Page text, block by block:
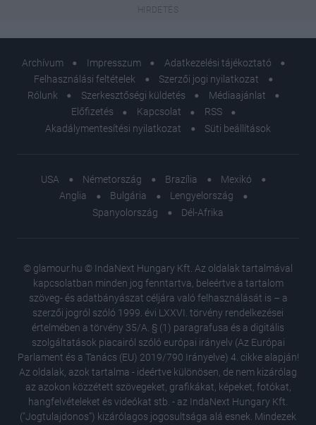
Archívum Impresszum
Adatkezelési tájékoztató
Felhasználási feltételek
Szerzői jogi nyilatkozat
Rólunk
Szerkesztőségi küldetés
Médiaajánlat
Előfizetés
Kapcsolat
RSS
Akadálymentesítési nyilatkozat
Süti beállítások
USA Németország Brazília
Mexikó
Anglia
Bulgária
Lengyelország
Spanyolország
Dél-Afrika
© glamour.hu © IndaNext Hungary Kft. Az oldalak tartalmával
kapcsolatban minden jog fenntartva, beleértve a tartalom
szöveg- és adatbányászat céljára való felhasználását is – a
szerzői jogról szóló 1999. évi LXXVI. törvény rendelkezései
értelmében a törvény 35/A. § (1) paragrafusa és a digitális
szolgáltatások piacairól szóló európai irányelv (Az Európai
Parlament és a Tanács (EU) 2019/790 Irányelve) 4. cikke alapján!
Az oldalak, azok tartalma - ideértve különösen, de nem kizárólag
az azokon közzétett szövegeket, grafikákat, képeket, fotókat,
hangfelvételeket és videókat stb. - az IndaNext Hungary Kft.
("Jogtulajdonos") kizárólagos jogosultsága alá esnek. Mindezek